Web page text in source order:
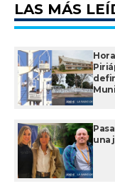
LAS MÁS
una